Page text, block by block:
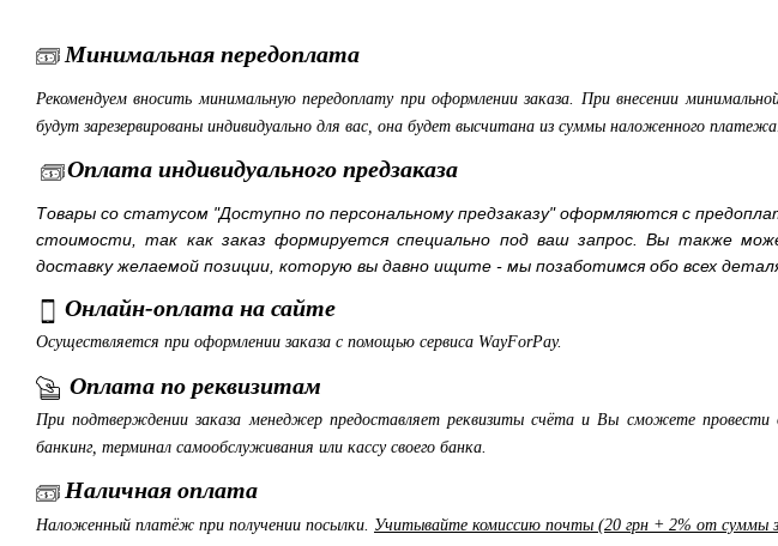
Минимальная передоплата
Рекомендуем вносить минимальную передоплату при оформлении заказа. При внесении
будут зарезервированы индивидуально для вас, она будет высчитана из суммы наложенного платежа.
Оплата индивидуального предзаказа
Товары со статусом "Доступно по персональному предзаказу" оформляются с
стоимости, так как заказ формируется специально под ваш запрос. Вы также
доставку желаемой позиции, которую вы давно ищите - мы позаботимся обо всех
Онлайн-оплата на сайте
Осуществляется при оформлении заказа с помощью сервиса WayForPay.
Оплата по реквизитам
При подтверждении заказа менеджер предоставляет реквизиты счёта и Вы сможете провести
банкинг, терминал самообслуживания или кассу своего банка.
Наличная оплата
Наложенный платёж при получении посылки. Учитывайте комиссию почты (20 грн + 2% от суммы